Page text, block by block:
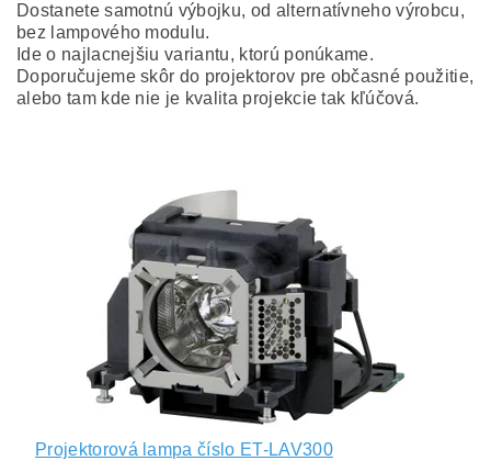
Dostanete samotnú výbojku, od alternatívneho výrobcu,
bez lampového modulu.
Ide o najlacnejšiu variantu, ktorú ponúkame.
Doporučujeme skôr do projektorov pre občasné použitie,
alebo tam kde nie je kvalita projekcie tak kľúčová.
Projektorová lampa číslo ET-LAV300